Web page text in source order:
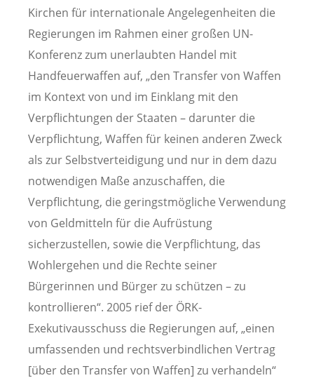
Kirchen für internationale Angelegenheiten die
Regierungen im Rahmen einer großen UN-
Konferenz zum unerlaubten Handel mit
Handfeuerwaffen auf, „den Transfer von Waffen
im Kontext von und im Einklang mit den
Verpflichtungen der Staaten – darunter die
Verpflichtung, Waffen für keinen anderen Zweck
als zur Selbstverteidigung und nur in dem dazu
notwendigen Maße anzuschaffen, die
Verpflichtung, die geringstmögliche Verwendung
von Geldmitteln für die Aufrüstung
sicherzustellen, sowie die Verpflichtung, das
Wohlergehen und die Rechte seiner
Bürgerinnen und Bürger zu schützen – zu
kontrollieren“. 2005 rief der ÖRK-
Exekutivausschuss die Regierungen auf, „einen
umfassenden und rechtsverbindlichen Vertrag
[über den Transfer von Waffen] zu verhandeln“